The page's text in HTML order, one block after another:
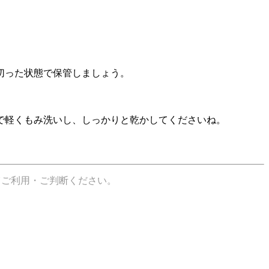
た状態で保管しましょう。
くもみ洗いし、しっかりと乾かしてくださいね。
利用・ご判断ください。